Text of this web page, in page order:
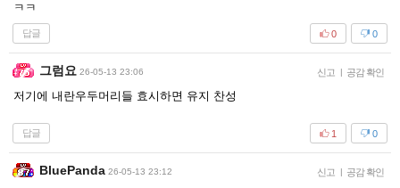
ㅋㅋ
답글 0
0
그럼요 26-05-13 23:06 신고 | 공감 확인
저기에 내란우두머리들 효시하면 유지 찬성
답글 0
1
BluePanda 26-05-13 23:12 신고 | 공감 확인